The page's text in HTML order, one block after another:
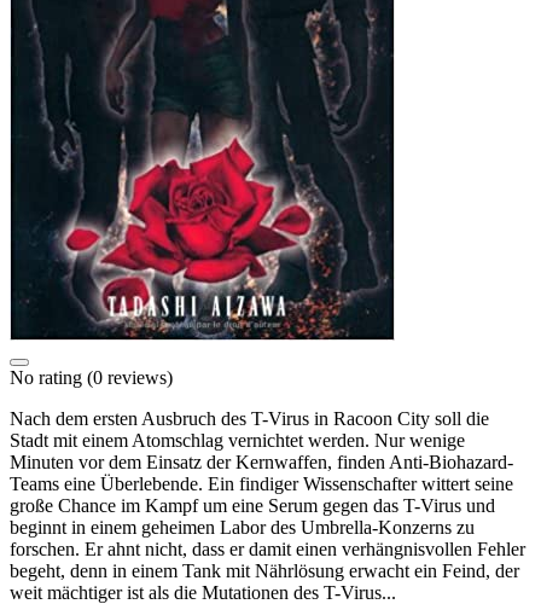
No rating (0 reviews)
Nach dem ersten Ausbruch des T-Virus in Racoon City soll die
Stadt mit einem Atomschlag vernichtet werden. Nur wenige
Minuten vor dem Einsatz der Kernwaffen, finden Anti-Biohazard-
Teams eine Überlebende. Ein findiger Wissenschafter wittert seine
große Chance im Kampf um eine Serum gegen das T-Virus und
beginnt in einem geheimen Labor des Umbrella-Konzerns zu
forschen. Er ahnt nicht, dass er damit einen verhängnisvollen Fehler
begeht, denn in einem Tank mit Nährlösung erwacht ein Feind, der
weit mächtiger ist als die Mutationen des T-Virus...